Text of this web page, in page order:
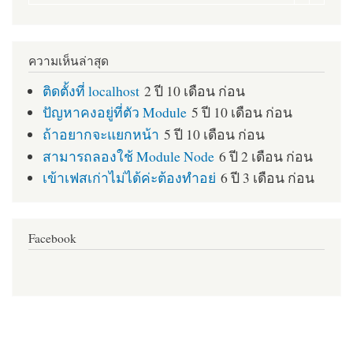
ความเห็นล่าสุด
ติดตั้งที่ localhost 2 ปี 10 เดือน ก่อน
ปัญหาคงอยู่ที่ตัว Module 5 ปี 10 เดือน ก่อน
ถ้าอยากจะแยกหน้า 5 ปี 10 เดือน ก่อน
สามารถลองใช้ Module Node 6 ปี 2 เดือน ก่อน
เข้าเฟสเก่าไม่ได้ค่ะต้องทำอย่ 6 ปี 3 เดือน ก่อน
Facebook